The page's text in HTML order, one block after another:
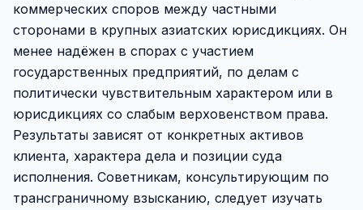
коммерческих споров между частными
сторонами в крупных азиатских юрисдикциях. Он
менее надёжен в спорах с участием
государственных предприятий, по делам с
политически чувствительным характером или в
юрисдикциях со слабым верховенством права.
Результаты зависят от конкретных активов
клиента, характера дела и позиции суда
исполнения. Советникам, консультирующим по
трансграничному взысканию, следует изучать